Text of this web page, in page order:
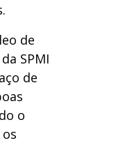
de
SPMI
de
o